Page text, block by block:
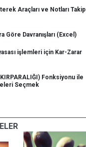
Araçları ve Notları Takip
Göre Davranışları (Excel)
işlemleri için Kar-Zarar
Fonksiyonu ile
Seçmek